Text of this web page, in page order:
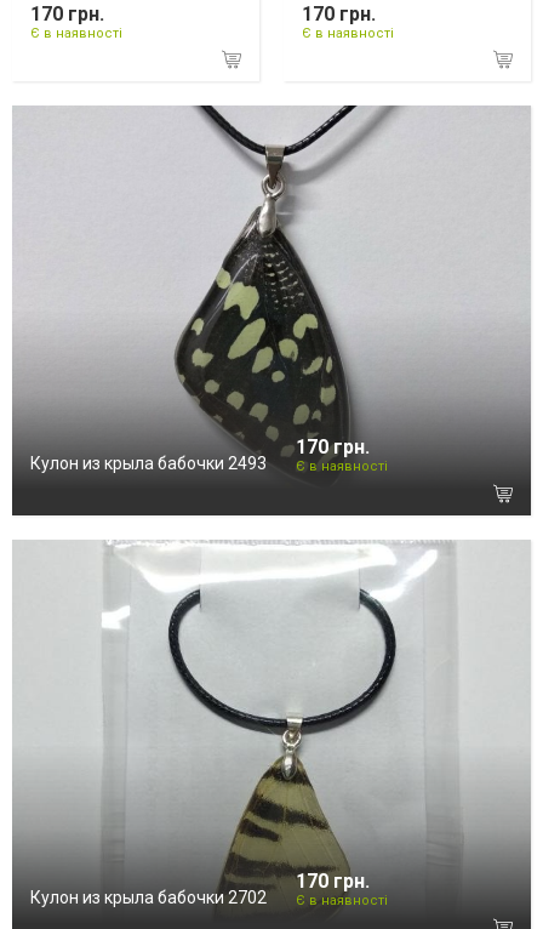
170 грн.
Є в наявності
170 грн.
Є в наявності
Кулон из крыла бабочки 2493
170 грн.
Є в наявності
Кулон из крыла бабочки 2702
170 грн.
Є в наявності